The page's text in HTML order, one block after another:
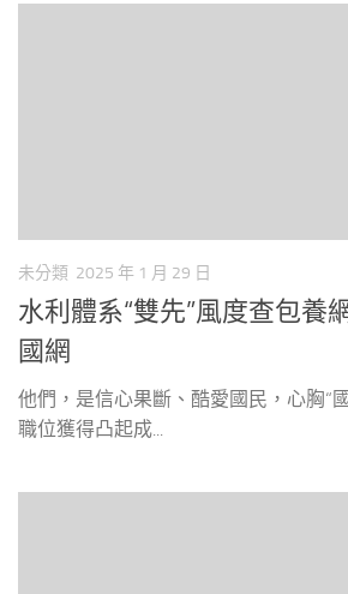
未分類 2025 年 1 月 29 日
水利體系“雙先”風度查包養
國網
他們，是信心果斷、酷愛國民，心胸“
職位獲得凸起成...